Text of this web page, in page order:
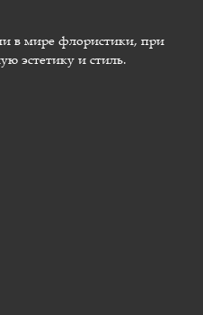
в мире флористики, при
эстетику и стиль.